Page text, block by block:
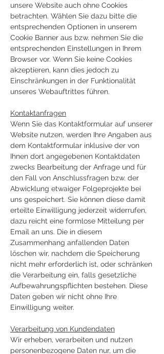
unsere Website auch ohne Cookies
betrachten. Wählen Sie dazu bitte die
entsprechenden Optionen in unserem
Cookie Banner aus bzw. nehmen Sie die
entsprechenden Einstellungen in Ihrem
Browser vor. Wenn Sie keine Cookies
akzeptieren, kann dies jedoch zu
Einschränkungen in der Funktionalität
unseres Webauftrittes führen.
Kontaktanfragen
Wenn Sie das Kontaktformular auf unserer
Website nutzen, werden Ihre Angaben aus
dem Kontaktformular inklusive der von
Ihnen dort angegebenen Kontaktdaten
zwecks Bearbeitung der Anfrage und für
den Fall von Anschlussfragen bzw. der
Abwicklung etwaiger Folgeprojekte bei
uns gespeichert. Sie können diese damit
erteilte Einwilligung jederzeit widerrufen,
dazu reicht eine formlose Mitteilung per
Email an uns. Die in diesem
Zusammenhang anfallenden Daten
löschen wir, nachdem die Speicherung
nicht mehr erforderlich ist, oder schränken
die Verarbeitung ein, falls gesetzliche
Aufbewahrungspflichten bestehen. Diese
Daten geben wir nicht ohne Ihre
Einwilligung weiter.
Verarbeitung von Kundendaten
Wir erheben, verarbeiten und nutzen
personenbezogene Daten nur, um die